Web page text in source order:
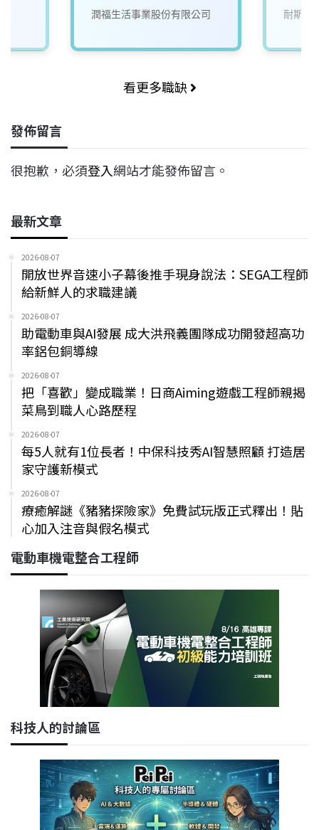
潤福生活事業股份有限公司
來)2
耐斯企
看更多職缺
發佈留言
很抱歉，必須登入網站才能發佈留言。
最新文章
2026-08-07
開放世界音速小子幕後推手現身說法：SEGA工程師
給新鮮人的求職建議
2026-08-07
助電動車與AI發展 成大洪飛義團隊成功開發超高功
率鋁包銅導線
2026-08-07
把「喜歡」變成職業！日商Aiming遊戲工程師親揭
菜鳥到職人心路歷程
2026-08-07
每5人就有1位長者！中保科技秀AI智慧照顧 打造居
家守護新模式
2026-08-07
療癒解謎《豬豬探險家》免費試玩版正式釋出！貼
心加入注音與假名模式
電動車機電整合工程師
科技人的討論區